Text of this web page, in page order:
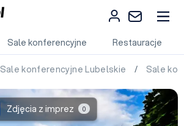
Sale konferencyjne Restauracje
Sale konferencyjne Lubelskie / Sale
Zdjęcia z imprez 0